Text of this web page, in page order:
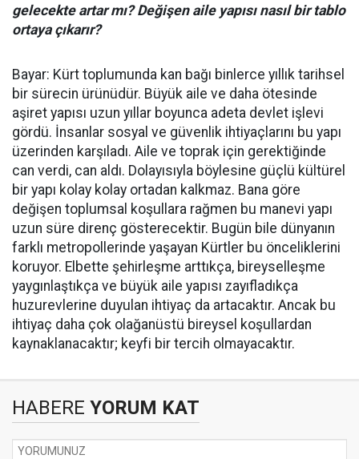
gelecekte artar mı? Değişen aile yapısı nasıl bir tablo
ortaya çıkarır?
Bayar: Kürt toplumunda kan bağı binlerce yıllık tarihsel
bir sürecin ürünüdür. Büyük aile ve daha ötesinde
aşiret yapısı uzun yıllar boyunca adeta devlet işlevi
gördü. İnsanlar sosyal ve güvenlik ihtiyaçlarını bu yapı
üzerinden karşıladı. Aile ve toprak için gerektiğinde
can verdi, can aldı. Dolayısıyla böylesine güçlü kültürel
bir yapı kolay kolay ortadan kalkmaz. Bana göre
değişen toplumsal koşullara rağmen bu manevi yapı
uzun süre direnç gösterecektir. Bugün bile dünyanın
farklı metropollerinde yaşayan Kürtler bu önceliklerini
koruyor. Elbette şehirleşme arttıkça, bireyselleşme
yaygınlaştıkça ve büyük aile yapısı zayıfladıkça
huzurevlerine duyulan ihtiyaç da artacaktır. Ancak bu
ihtiyaç daha çok olağanüstü bireysel koşullardan
kaynaklanacaktır; keyfi bir tercih olmayacaktır.
HABERE YORUM KAT